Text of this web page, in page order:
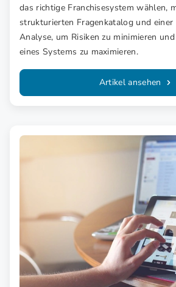
das richtige Franchisesystem wählen,
strukturierten Fragenkatalog und einer
Analyse, um Risiken zu minimieren
eines Systems zu maximieren.
Artikel ansehen